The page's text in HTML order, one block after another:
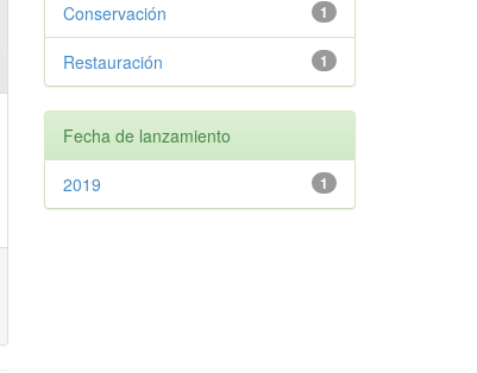
1
Conservación
1
Restauración
Fecha de lanzamiento
1
2019